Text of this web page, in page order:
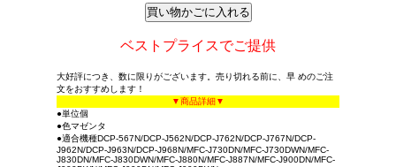
ベストプライスでご提供
大好評につき、数に限りがございます。売り切れる前に、早 めのご注
文をおすすめします！
▼商品詳細▼
●単位個
●色マゼンタ
●適合機種DCP-567N/DCP-J562N/DCP-J762N/DCP-J767N/DCP-
J962N/DCP-J963N/DCP-J968N/MFC-J730DN/MFC-J730DWN/MFC-
J830DN/MFC-J830DWN/MFC-J880N/MFC-J887N/MFC-J900DN/MFC-